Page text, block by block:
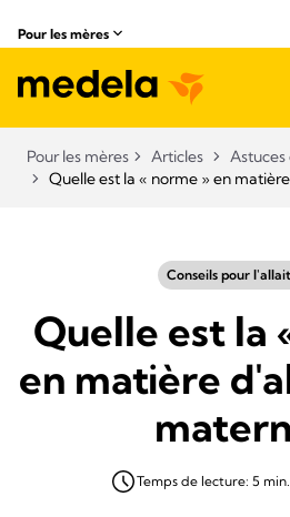
Pour les mères
Pour les mères Articles
Quelle est la « norme » en
Conseils pour
Quelle est la
en matière
Temps de lecture: 5 min.